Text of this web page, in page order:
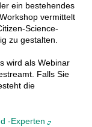
ein bestehendes
vermittelt
Science-
zu gestalten.
wird als Webinar
Falls Sie
die
-Experten